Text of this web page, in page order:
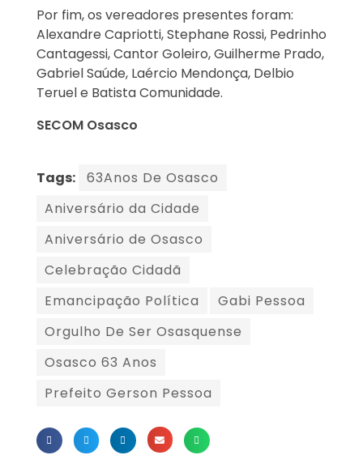
Por fim, os vereadores presentes foram:
Alexandre Capriotti, Stephane Rossi, Pedrinho
Cantagessi, Cantor Goleiro, Guilherme Prado,
Gabriel Saúde, Laércio Mendonça, Delbio
Teruel e Batista Comunidade.
SECOM Osasco
Tags:
63Anos De Osasco
Aniversário da Cidade
Aniversário de Osasco
Celebração Cidadã
Emancipação Política
Gabi Pessoa
Orgulho De Ser Osasquense
Osasco 63 Anos
Prefeito Gerson Pessoa